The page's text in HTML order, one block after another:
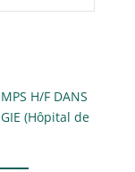
H/F DANS
(Hôpital de